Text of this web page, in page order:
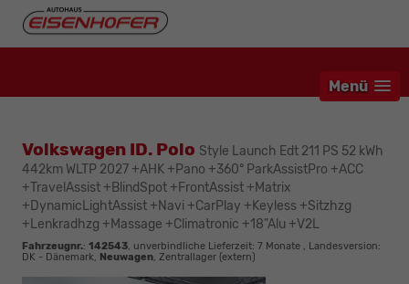
Menü
Volkswagen ID. Polo Style Launch Edt 211 PS 52 kWh
442km WLTP 2027 +AHK +Pano +360° ParkAssistPro +ACC
+TravelAssist +BlindSpot +FrontAssist +Matrix
+DynamicLightAssist +Navi +CarPlay +Keyless +Sitzhzg
+Lenkradhzg +Massage +Climatronic +18"Alu +V2L
Fahrzeugnr.: 142543, unverbindliche Lieferzeit: 7 Monate , Landesversion:
DK - Dänemark, Neuwagen, Zentrallager (extern)